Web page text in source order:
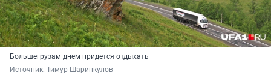
Большегрузам днем придется отдыхать
Источник: Тимур Шарипкулов